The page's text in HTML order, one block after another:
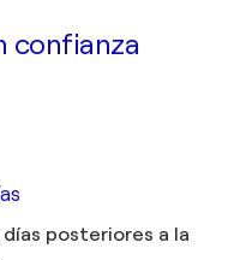
confianza
posteriores a la